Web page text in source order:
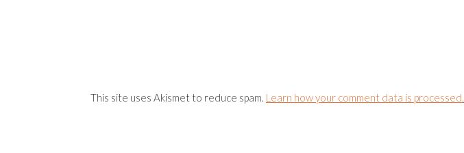
This site uses Akismet to reduce spam. Learn how your comment data is processed.